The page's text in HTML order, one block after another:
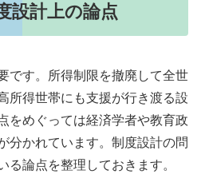
設計上の論点
です。所得制限を撤廃して全世
所得世帯にも支援が行き渡る設
をめぐっては経済学者や教育政
分かれています。制度設計の問
る論点を整理しておきます。